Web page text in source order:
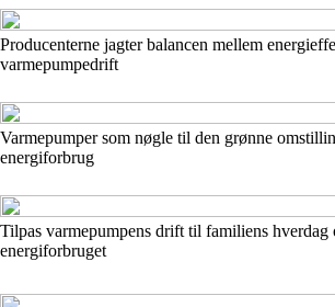
Producenterne jagter balancen mellem
varmepumpedrift
Varmepumper som nøgle til den grønne
energiforbrug
Tilpas varmepumpens drift til familiens hverdag
energiforbruget